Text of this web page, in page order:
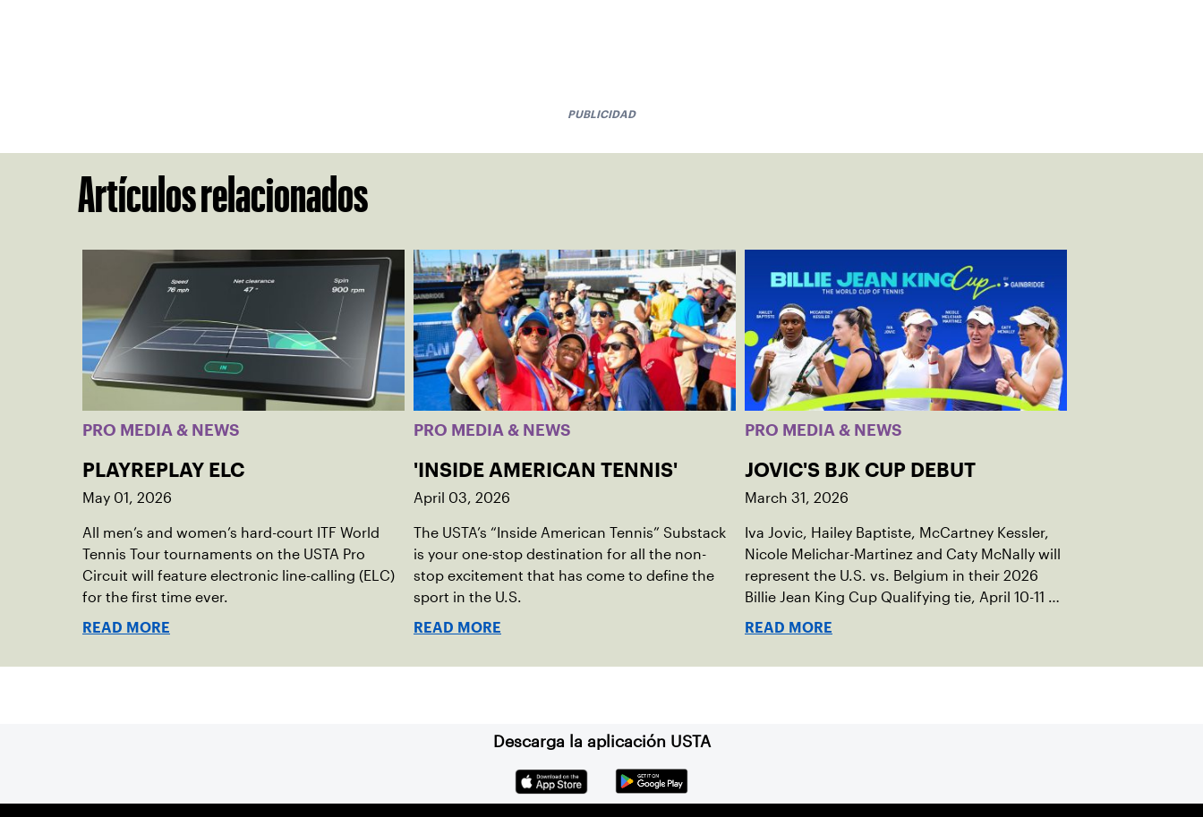
PUBLICIDAD
Artículos relacionados
PRO MEDIA & NEWS
PLAYREPLAY ELC
May 01, 2026
All men’s and women’s hard-court ITF World
Tennis Tour tournaments on the USTA Pro
Circuit will feature electronic line-calling (ELC)
for the first time ever.
READ MORE
PRO MEDIA & NEWS
'INSIDE AMERICAN TENNIS'
April 03, 2026
The USTA’s “Inside American Tennis” Substack
is your one-stop destination for all the non-
stop excitement that has come to define the
sport in the U.S.
READ MORE
PRO MEDIA & NEWS
JOVIC'S BJK CUP DEBUT
March 31, 2026
Iva Jovic, Hailey Baptiste, McCartney Kessler,
Nicole Melichar-Martinez and Caty McNally will
represent the U.S. vs. Belgium in their 2026
Billie Jean King Cup Qualifying tie, April 10-11 on
indoor red clay in Ostend, Belgium.
READ MORE
Descarga la aplicación USTA